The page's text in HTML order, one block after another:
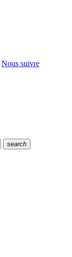
Nous suivre
search